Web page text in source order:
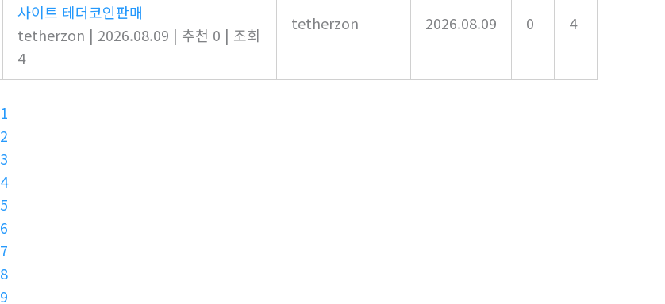
사이트 테더코인판매
tetherzon | 2026.08.09 | 추천 0 | 조회
4
tetherzon 2026.08.09 0 4
1
2
3
4
5
6
7
8
9